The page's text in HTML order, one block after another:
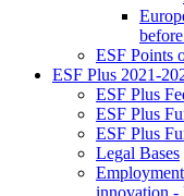
ESF Points
ESF Plus 2021-
ESF Plus
ESF Plus
ESF Plus
Le­gal Bases